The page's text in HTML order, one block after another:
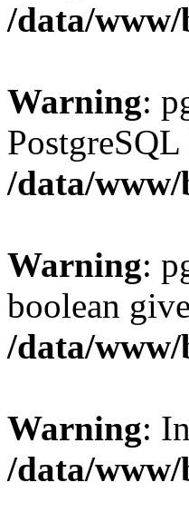
/data/www/
Warning:
/data/www/
Warning:
boolean
/data/www/
Warning:
/data/